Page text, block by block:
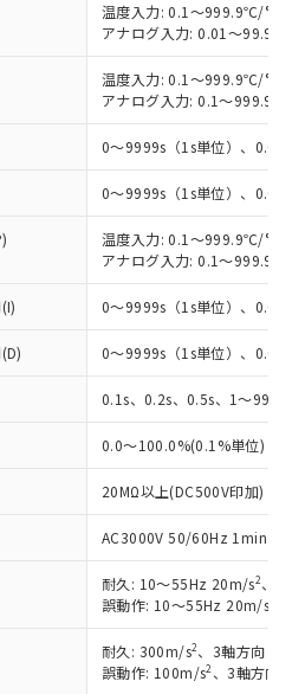
温度入力: 0.1～999.9℃/°F
アナログ入力: 0.01～
温度入力: 0.1～999.9℃/°F
アナログ入力: 0.1～
0～9999s（1s単位）、0.0
0～9999s（1s単位）、0.0
温度入力: 0.1～999.9℃/°F
アナログ入力: 0.1～
0～9999s（1s単位）、0.0
0～9999s（1s単位）、0.0
0.1s、0.2s、0.5s、1～99s
0.0～100.0%(0.1%単位)
20MΩ以上(DC500V印加)
AC3000V 50/60Hz 1min (
耐久: 10～55Hz 20m/s2、3
誤動作: 10～55Hz 20m/s
耐久: 300m/s2、3軸方向 各
誤動作: 100m/s2 、3軸方向
いただき、同意のうえ
、当社制御機器事業取扱
庫状況および標準価格
せていただくもので
指令（10物質）の
品が提供可能な商品で
指令（10物質）の非含
切り替える予定のある
RoHS指令（10物質）の
調査中または確認中の